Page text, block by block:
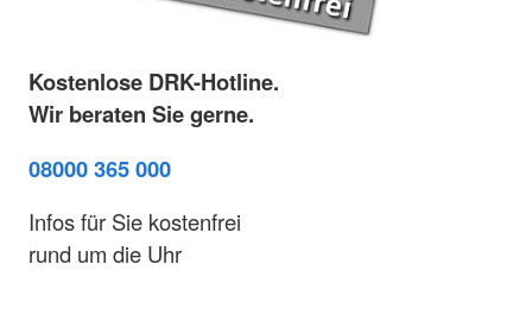
Kostenlose DRK-Hotline.
Wir beraten Sie gerne.
08000 365 000
Infos für Sie kostenfrei
rund um die Uhr